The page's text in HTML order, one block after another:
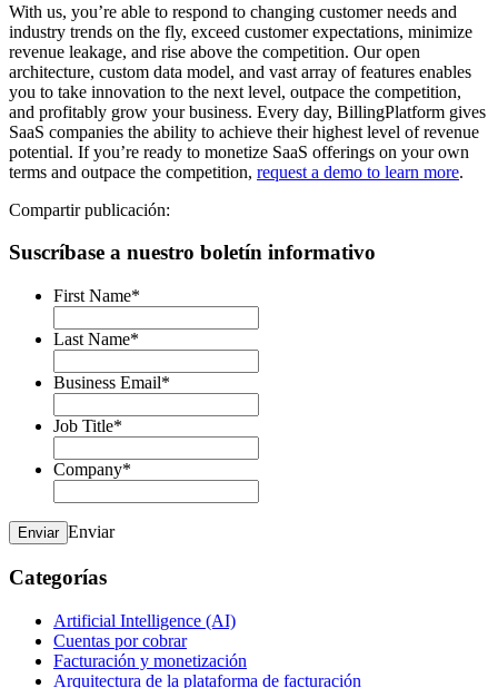
With us, you’re able to respond to changing customer needs and
industry trends on the fly, exceed customer expectations, minimize
revenue leakage, and rise above the competition. Our open
architecture, custom data model, and vast array of features enables
you to take innovation to the next level, outpace the competition,
and profitably grow your business. Every day, BillingPlatform gives
SaaS companies the ability to achieve their highest level of revenue
potential. If you’re ready to monetize SaaS offerings on your own
terms and outpace the competition, request a demo to learn more.
Compartir publicación:
Suscríbase a nuestro boletín informativo
First Name*
Last Name*
Business Email*
Job Title*
Company*
Enviar Enviar
Categorías
Artificial Intelligence (AI)
Cuentas por cobrar
Facturación y monetización
Arquitectura de la plataforma de facturación